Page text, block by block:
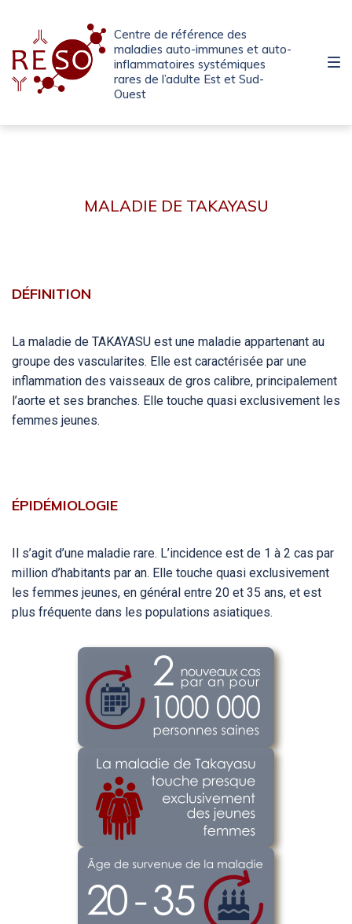
navigation
principale
contenu
pied
de
page
Centre de référence des
maladies auto-immunes et auto-
inflammatoires systémiques
rares de l’adulte Est et Sud-
Ouest
MALADIE DE TAKAYASU
DÉFINITION
La maladie de TAKAYASU est une maladie appartenant au
groupe des vascularites. Elle est caractérisée par une
inflammation des vaisseaux de gros calibre, principalement
l’aorte et ses branches. Elle touche quasi exclusivement les
femmes jeunes.
ÉPIDÉMIOLOGIE
Il s’agit d’une maladie rare. L’incidence est de 1 à 2 cas par
million d’habitants par an. Elle touche quasi exclusivement
les femmes jeunes, en général entre 20 et 35 ans, et est
plus fréquente dans les populations asiatiques.